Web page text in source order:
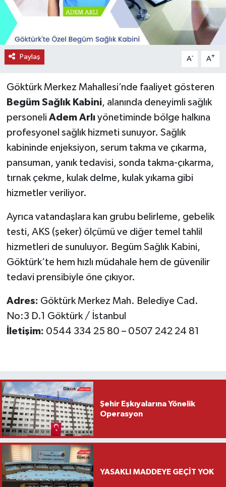
Paylaş A- A+
Göktürk Merkez Mahallesi’nde faaliyet gösteren
Begüm Sağlık Kabini, alanında deneyimli sağlık
personeli Adem Arlıyönetiminde bölge halkına
profesyonel sağlık hizmeti sunuyor. Sağlık
kabininde enjeksiyon, serum takma ve çıkarma,
pansuman, yanık tedavisi, sonda takma-çıkarma,
tırnak çekme, kulak delme, kulak yıkama gibi
hizmetler veriliyor.
Ayrıca vatandaşlara kan grubu belirleme, gebelik
testi, AKS (şeker) ölçümü ve diğer temel tahlil
hizmetleri de sunuluyor. Begüm Sağlık Kabini,
Göktürk’te hem hızlı müdahale hem de güvenilir
tedavi prensibiyle öne çıkıyor.
Adres: Göktürk Merkez Mah. Belediye Cad.
No:3 D.1 Göktürk / İstanbul
İletişim: 0544 334 25 80 – 0507 242 24 81
Şehir Eşkıyalarına Yönelik
Operasyon
YASAKLI MADDEYE GEÇİT YOK
SPOR
TEKNOLOJİ
TİCARET
YAŞAM